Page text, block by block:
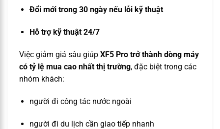
Đổi mới trong 30 ngày nếu lỗi kỹ thuật
Hỗ trợ kỹ thuật 24/7
Việc giảm giá sâu giúp XF5 Pro trở thành dòng máy
có tỷ lệ mua cao nhất thị trường, đặc biệt trong các
nhóm khách:
người đi công tác nước ngoài
người đi du lịch cần giao tiếp nhanh